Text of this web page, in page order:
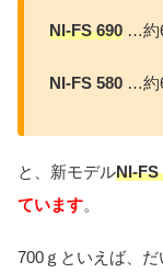
NI-FS 690 …約
NI-FS 580…約
と、新モデルNI-FS
ています。
700ｇといえば、だ